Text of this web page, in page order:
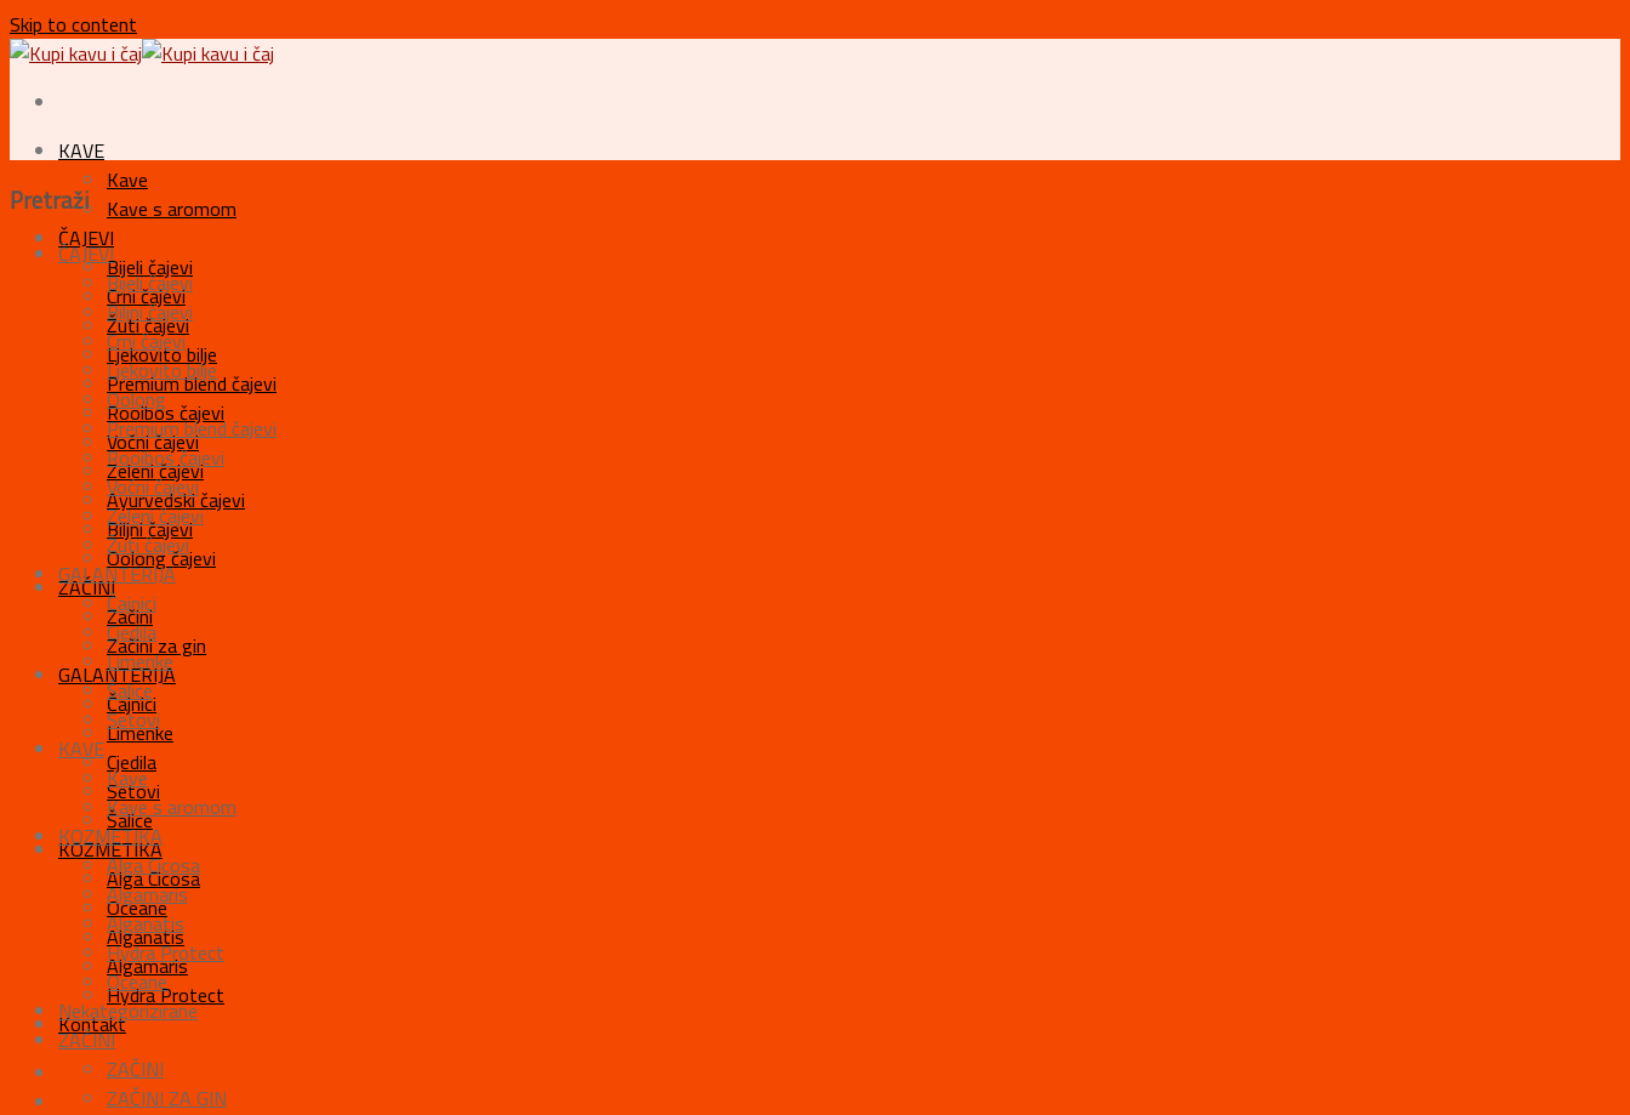
Skip to content
KAVE
Kave
Kave s aromom
ČAJEVI
Bijeli čajevi
Crni čajevi
Žuti čajevi
Ljekovito bilje
Premium blend čajevi
Rooibos čajevi
Voćni čajevi
Zeleni čajevi
Ayurvedski čajevi
Biljni čajevi
Oolong čajevi
ZAČINI
Začini
Začini za gin
GALANTERIJA
Čajnici
Limenke
Cjedila
Setovi
Šalice
KOZMETIKA
Alga Cicosa
Oceane
Alganatis
Algamaris
Hydra Protect
Kontakt
Pretraži
ČAJEVI
Bijeli čajevi
Biljni čajevi
Crni čajevi
Ljekovito bilje
Oolong
Premium blend čajevi
Rooibos čajevi
Voćni čajevi
Zeleni čajevi
Žuti čajevi
GALANTERIJA
Čajnici
Cjedila
Limenke
Šalice
Setovi
KAVE
Kave
Kave s aromom
KOZMETIKA
Alga Cicosa
Algamaris
Alganatis
Hydra Protect
Oceane
Nekategorizirane
ZAČINI
ZAČINI
ZAČINI ZA GIN